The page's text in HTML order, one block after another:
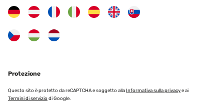
Tradurre
I have to say, I was pleasantly surprised. This frame with mount is
Protezione
Questo sito è protetto da reCAPTCHA e soggetto allaInformativa sulla privacye ai
Termini di servizio di Google.